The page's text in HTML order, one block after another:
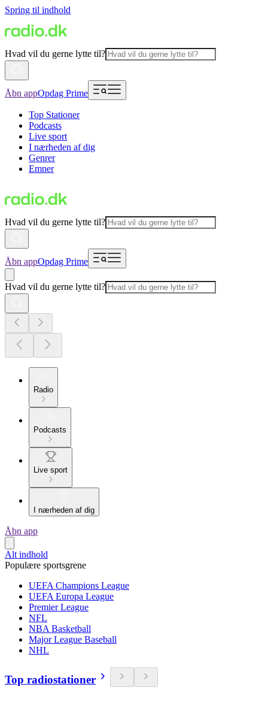
Spring til indhold
Hvad vil du gerne lytte til?
Åbn appOpdag Prime
Top Stationer
Podcasts
Live sport
I nærheden af dig
Genrer
Emner
Hvad vil du gerne lytte til?
Åbn appOpdag Prime
Hvad vil du gerne lytte til?
Radio
Podcasts
Live sport
I nærheden af dig
Åbn app
Alt indhold
Populære sportsgrene
UEFA Champions League
UEFA Europa League
Premier League
NFL
NBA Basketball
Major League Baseball
NHL
Top radiostationer